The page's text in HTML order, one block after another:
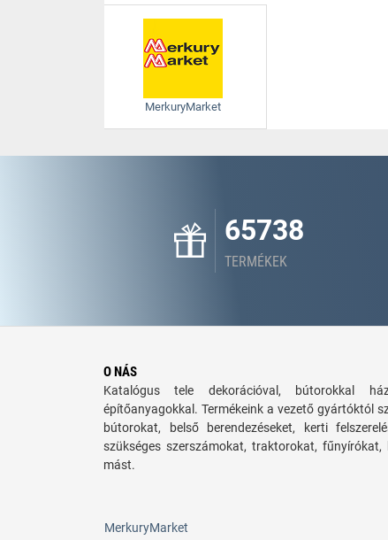
MerkuryMarket
65738
TERMÉKEK
O NÁS
Katalógus tele dekorációval, bútorokkal
építőanyagokkal. Termékeink a vezető gyártóktól
bútorokat, belső berendezéseket, kerti
szükséges szerszámokat, traktorokat,
mást.
MerkuryMarket